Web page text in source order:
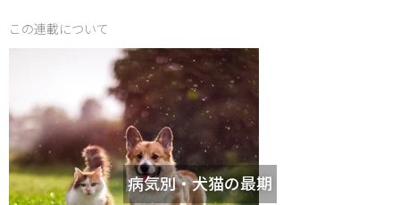
この連載について
病気別・犬猫の最期